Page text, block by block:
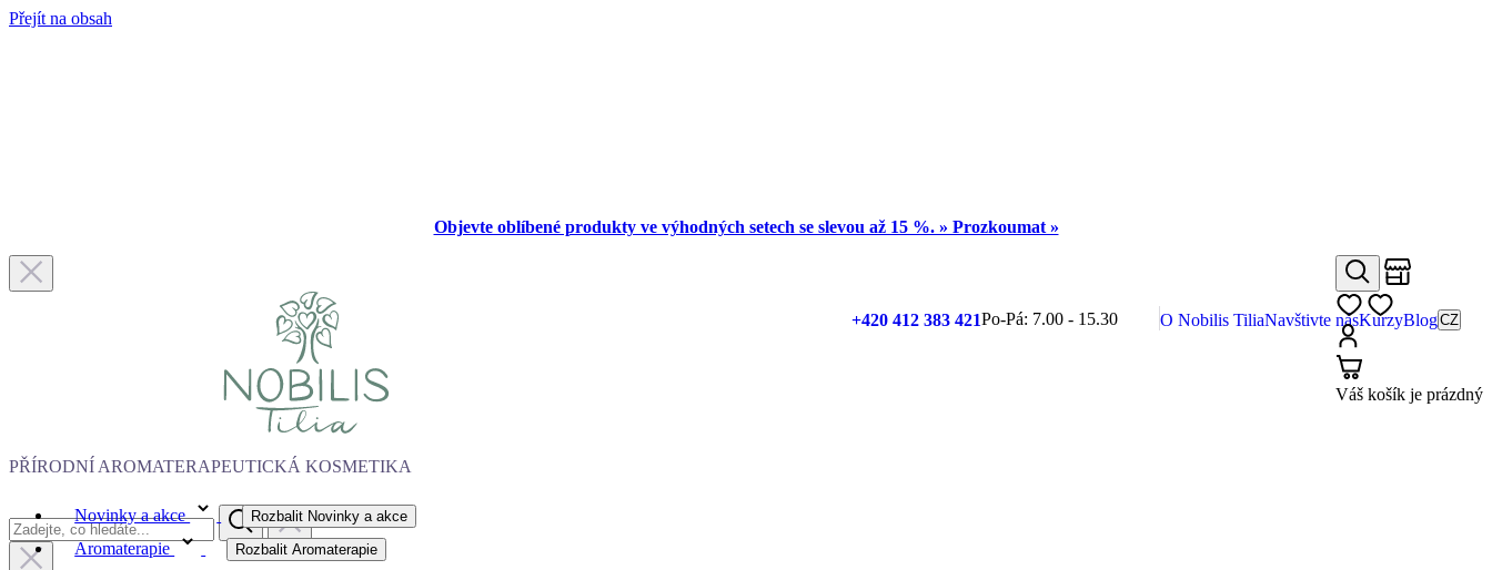
Přejít na obsah
Objevte oblíbené produkty ve výhodných setech se slevou až 15 %. » Prozkoumat »
PŘÍRODNÍ AROMATERAPEUTICKÁ KOSMETIKA
Novinky a akce Rozbalit Novinky a akce
Aromaterapie Rozbalit Aromaterapie
+420 412 383 421Po-Pá: 7.00 - 15.30 O Nobilis TiliaNavštivte násKurzyBlogCZ
Hledat
Přihlásit
Váš košík je prázdný